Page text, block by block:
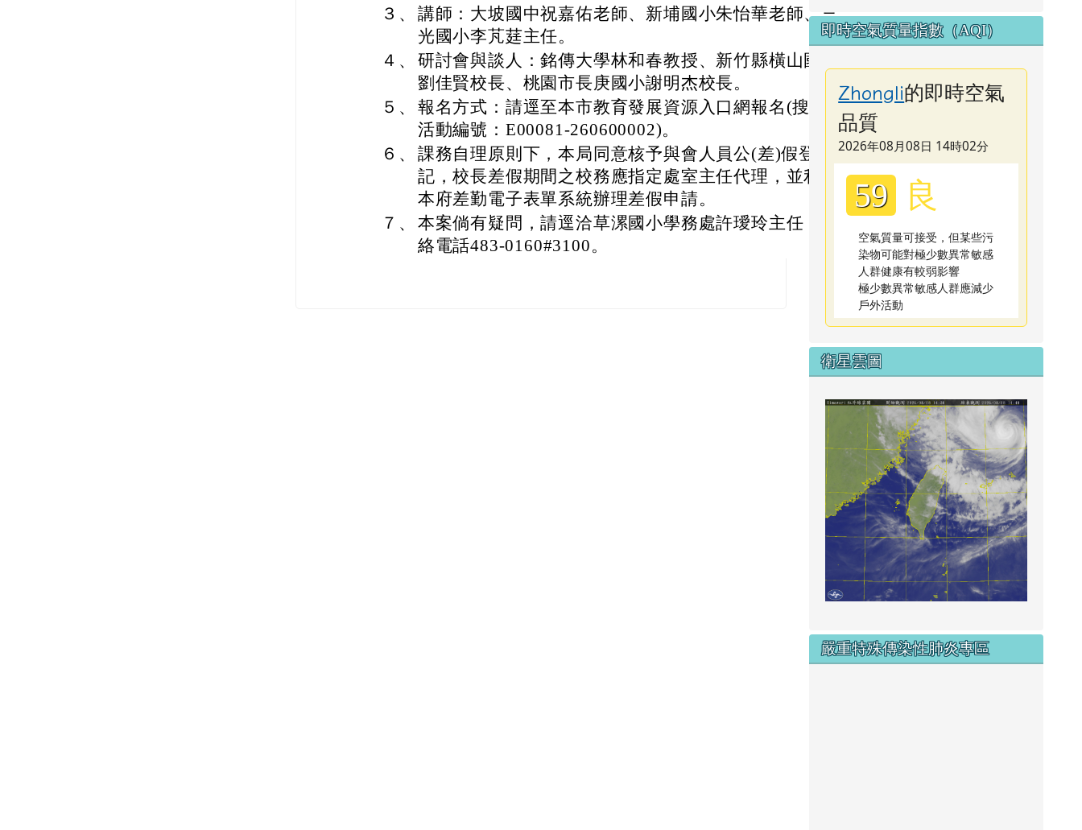
３、 講師：大坡國中祝嘉佑老師、新埔國小朱怡華老師、三
光國小李芃莛主任。
４、 研討會與談人：銘傳大學林和春教授、新竹縣橫山國小
劉佳賢校長、桃園市長庚國小謝明杰校長。
５、 報名方式：請逕至本市教育發展資源入口網報名(搜尋
活動編號：E00081-260600002)。
６、 課務自理原則下，本局同意核予與會人員公(差)假登
記，校長差假期間之校務應指定處室主任代理，並利用
本府差勤電子表單系統辦理差假申請。
７、 本案倘有疑問，請逕洽草漯國小學務處許璦玲主任，聯
絡電話483-0160#3100。
即時空氣質量指數（AQI）
Zhongli的即時空氣
品質
2026年08月08日 14時02分
59 良
空氣質量可接受，但某些污
染物可能對極少數異常敏感
人群健康有較弱影響
極少數異常敏感人群應減少
戶外活動
衛星雲圖
link to
嚴重特殊傳染性肺炎專區